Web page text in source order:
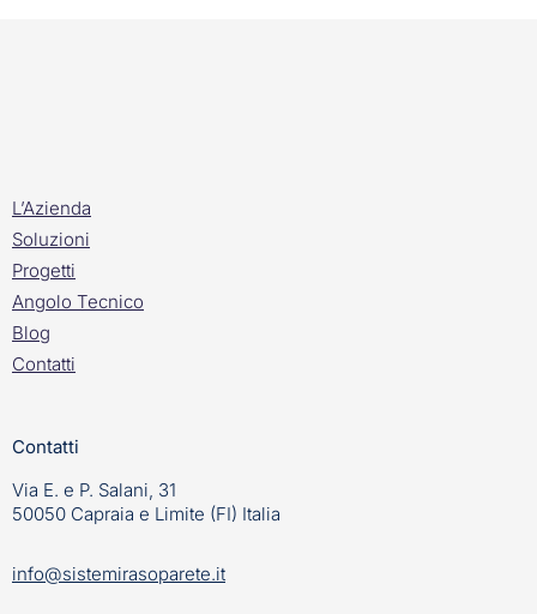
L’Azienda
Soluzioni
Progetti
Angolo Tecnico
Blog
Contatti
Contatti
Via E. e P. Salani, 31
50050 Capraia e Limite (FI) Italia
info@sistemirasoparete.it